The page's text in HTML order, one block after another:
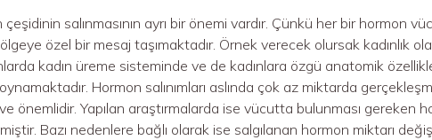
salınmasının ayrı bir önemi vardır. Çünkü her bir hormon
özel bir mesaj taşımaktadır. Örnek verecek olursak kadınlık
kadın üreme sisteminde ve de kadınlara özgü anatomik
Hormon salınımları aslında çok az miktarda
önemlidir. Yapılan araştırmalarda ise vücutta bulunması gereken
Bazı nedenlere bağlı olarak ise salgılanan hormon miktarı